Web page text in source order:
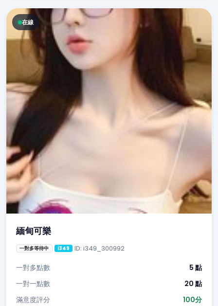
在線
緬甸可樂
一對多等待中 i349 ID: i349_300992
一對多點數
5 點
一對一點數
20 點
滿意度評分
100分